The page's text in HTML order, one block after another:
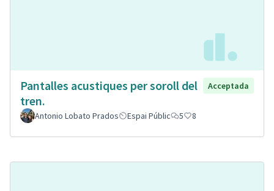
Pantalles acustiques per soroll del
tren.
Acceptada
Antonio Lobato Prados Espai Públic 5 8